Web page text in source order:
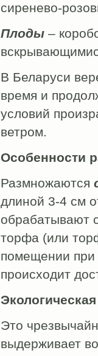
сиренево-
Плоды–
В Беларуси
время и
условий
ветром.
Особенности
Размножаются
длиной 3-4 см
обрабатывают
торфа (или
помещении при
происходит
Это
выдерживает